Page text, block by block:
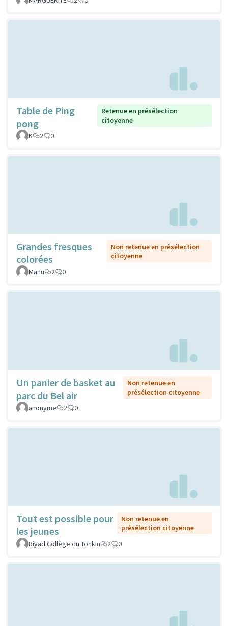
Table de Ping
pong
Retenue en présélection
citoyenne
K
2 0
Grandes fresques
colorées
Non retenue en présélection
citoyenne
Manu
2 0
Un panier de basket au
parc du Bel air
Non retenue en
présélection citoyenne
anonyme
2 0
Tout est possible pour
les jeunes
Non retenue en
présélection citoyenne
Riyad Collège du Tonkin
2 0